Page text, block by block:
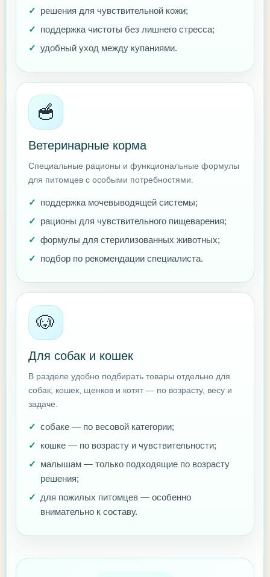
решения для чувствительной кожи;
поддержка чистоты без лишнего стресса;
удобный уход между купаниями.
🥣
Ветеринарные корма
Специальные рационы и функциональные формулы
для питомцев с особыми потребностями.
поддержка мочевыводящей системы;
рационы для чувствительного пищеварения;
формулы для стерилизованных животных;
подбор по рекомендации специалиста.
🐶
Для собак и кошек
В разделе удобно подбирать товары отдельно для
собак, кошек, щенков и котят — по возрасту, весу и
задаче.
собаке — по весовой категории;
кошке — по возрасту и чувствительности;
малышам — только подходящие по возрасту
решения;
для пожилых питомцев — особенно
внимательно к составу.